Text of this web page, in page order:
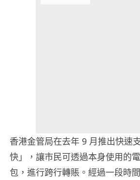
香港金管局在去年 9 月推出快速
快」，讓市民可透過本身使用的
包，進行跨行轉賬。經過一段時